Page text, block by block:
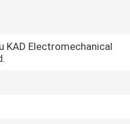
KAD Electromechanical